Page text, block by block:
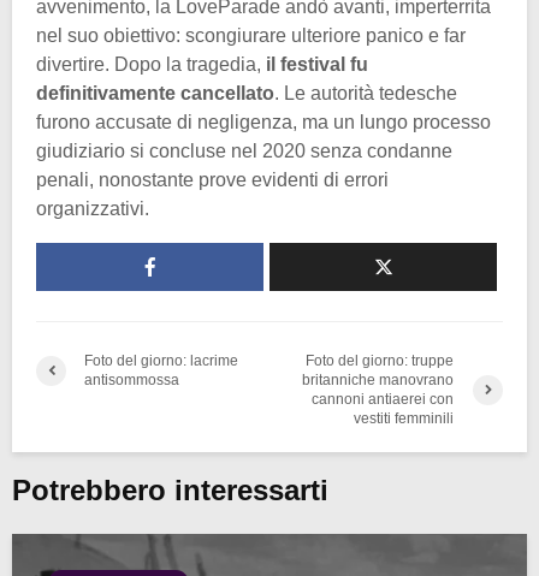
avvenimento, la LoveParade andò avanti, imperterrita
nel suo obiettivo: scongiurare ulteriore panico e far
divertire. Dopo la tragedia, il festival fu
definitivamente cancellato. Le autorità tedesche
furono accusate di negligenza, ma un lungo processo
giudiziario si concluse nel 2020 senza condanne
penali, nonostante prove evidenti di errori
organizzativi.
Foto del giorno: lacrime
antisommossa
Foto del giorno: truppe
britanniche manovrano
cannoni antiaerei con
vestiti femminili
Potrebbero interessarti